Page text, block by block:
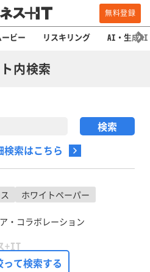
無料登録
ービー リスキリング AI・生成AI
内検索
索はこちら
ホワイトペーパー
・コラボレーション
+IT
Journal
って検索する